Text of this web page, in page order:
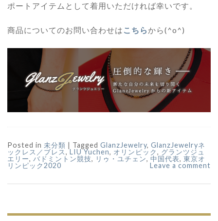
ポートアイテムとして着用いただければ幸いです。
商品についてのお問い合わせは こちらから(^o^)
Posted in 未分類 | Tagged GlanzJewelry, GlanzJewelryネ
ックレス／ブレス,LIU Yuchen, オリンピック, グランツジュ
エリー, バドミントン競技, リゥ・ユチェン, 中国代表, 東京オ
リンピック2020
Leave a comment